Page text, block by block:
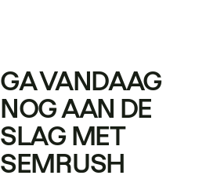
GA VANDAAG
NOG AAN DE
SLAG MET
SEMRUSH